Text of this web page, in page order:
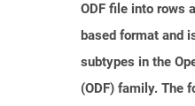
ODF file into rows
based format and
subtypes in the
(ODF) family. The